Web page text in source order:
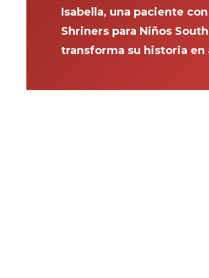
Isabella, una paciente
Shriners para Niños
transforma su historia en